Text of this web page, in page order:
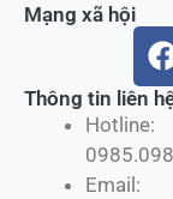
Hotline:
Email:
Mạng xã hội
Thông tin liên